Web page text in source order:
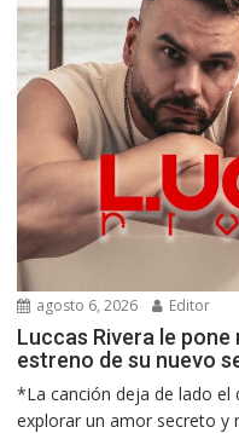
agosto 6, 2026 Editor
Luccas Rivera le
estreno de su nuevo
*La canción deja de lado el
explorar un amor secreto y